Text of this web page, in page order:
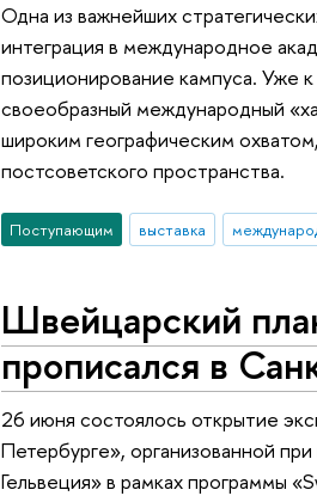
Одна из важнейших
интеграция в международное
позиционирование кампуса. Уже
своеобразный международный
широким географическим
постсоветского пространства.
Поступающим выставка
Швейцарский
прописался в
26 июня состоялось открытие
Петербурге», организованной
Гельвеция» в рамках программы